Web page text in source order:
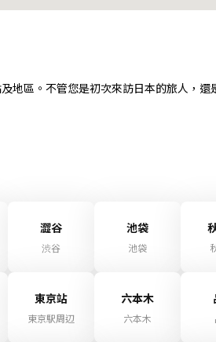
地區。不管您是初次來訪日本的旅人，還
澀谷
渋谷
池袋
池袋
東京站
東京駅周辺
六本木
六本木